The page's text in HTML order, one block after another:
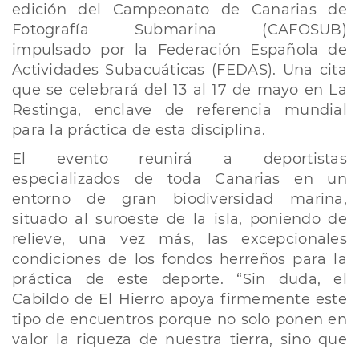
edición del Campeonato de Canarias de
Fotografía Submarina (CAFOSUB)
impulsado por la Federación Española de
Actividades Subacuáticas (FEDAS). Una cita
que se celebrará del 13 al 17 de mayo en La
Restinga, enclave de referencia mundial
para la práctica de esta disciplina.
El evento reunirá a deportistas
especializados de toda Canarias en un
entorno de gran biodiversidad marina,
situado al suroeste de la isla, poniendo de
relieve, una vez más, las excepcionales
condiciones de los fondos herreños para la
práctica de este deporte. “Sin duda, el
Cabildo de El Hierro apoya firmemente este
tipo de encuentros porque no solo ponen en
valor la riqueza de nuestra tierra, sino que